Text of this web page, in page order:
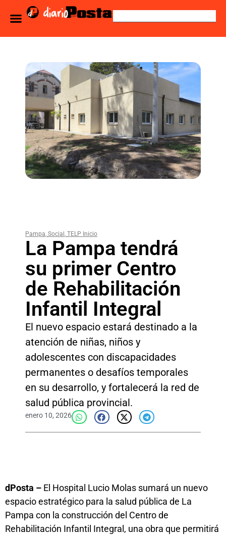
Pampa, Social , TELP Inicio
La Pampa tendrá
su primer Centro
de Rehabilitación
Infantil Integral
El nuevo espacio estará destinado a la
atención de niñas, niños y
adolescentes con discapacidades
permanentes o desafíos temporales
en su desarrollo, y fortalecerá la red de
salud pública provincial.
enero 10, 2026
dPosta – El Hospital Lucio Molas sumará un nuevo
espacio estratégico para la salud pública de La
Pampa con la construcción del Centro de
Rehabilitación Infantil Integral, una obra que permitirá